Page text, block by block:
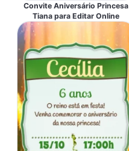
Convite Aniversário Princesa
Tiana para Editar Online